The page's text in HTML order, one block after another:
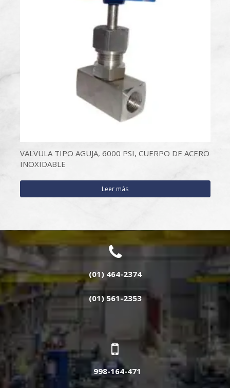
VALVULA TIPO AGUJA, 6000 PSI, CUERPO DE ACERO
INOXIDABLE
Leer más
(01) 464-2374
(01) 561-2353
998-164-471